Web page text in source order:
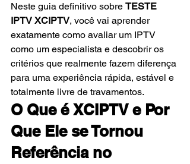
Neste guia definitivo sobre TESTE
IPTV XCIPTV, você vai aprender
exatamente como avaliar um IPTV
como um especialista e descobrir os
critérios que realmente fazem diferença
para uma experiência rápida, estável e
totalmente livre de travamentos.
O Que é XCIPTV e Por
Que Ele se Tornou
Referência no